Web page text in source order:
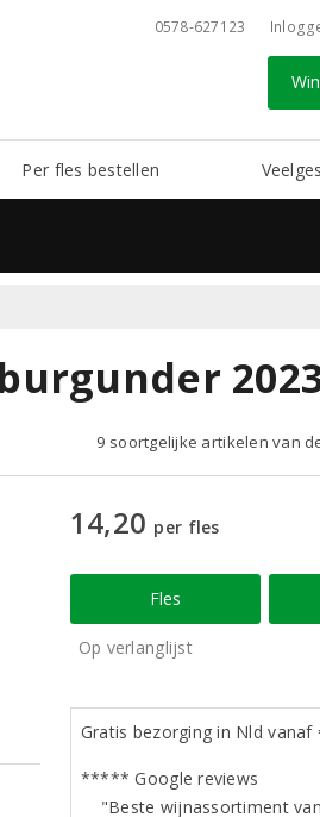
0578-627123
Per fles bestellen
9 soortgelijke artikelen van
14,20 per fles
Fles
Op verlanglijst
Gratis bezorging in Nld vanaf
***** Google reviews
"Beste wijnassortiment